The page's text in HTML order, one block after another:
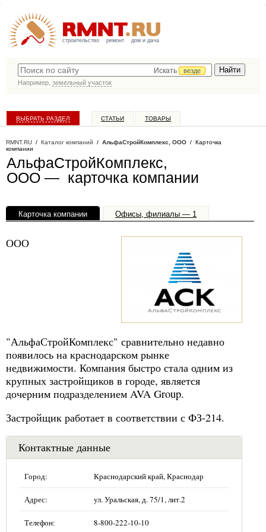
строительство ремонт дом и дача
Искать
везде
Например, земельный участок
ВЫБРАТЬ РАЗДЕЛ СТАТЬИ ТОВАРЫ
RMNT.RU / Каталог компаний / АльфаСтройКомплекс, ООО / Карточка
компании
АльфаСтройКомплекс,
ООО — карточка компании
Карточка компании Офисы, филиалы — 1
ООО
"АльфаСтройКомплекс" сравнительно недавно
появилось на краснодарском рынке
недвижимости. Компания быстро стала одним из
крупных застройщиков в городе, является
дочерним подразделением AVA Group.
Застройщик работает в соответствии с ФЗ-214.
Контактные данные
Город: Краснодарский край, Краснодар
Адрес: ул. Уральская, д. 75/1, лит.2
Телефон: 8-800-222-10-10